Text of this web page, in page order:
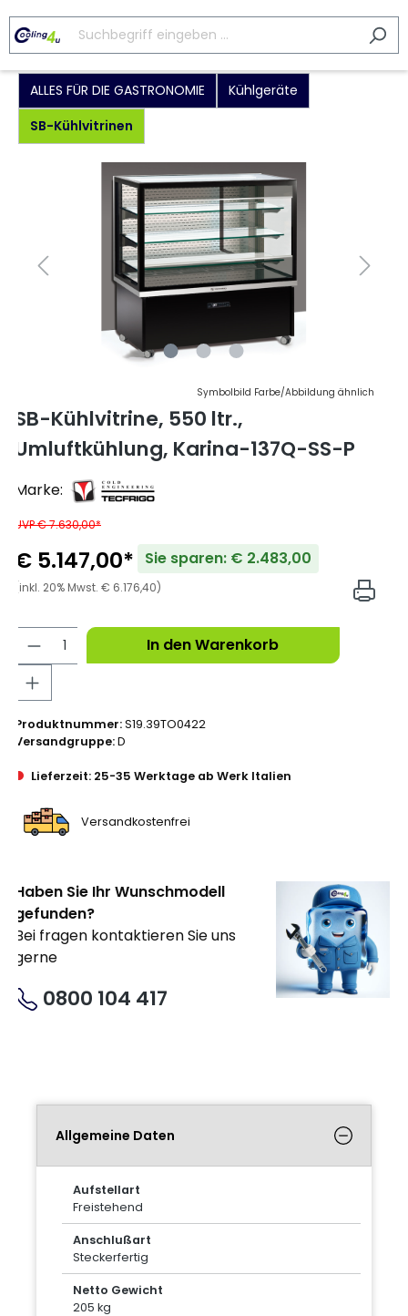
ALLES FÜR DIE GASTRONOMIE
Kühlgeräte
SB-Kühlvitrinen
Symbolbild Farbe/Abbildung ähnlich
SB-Kühlvitrine, 550 ltr.,
Umluftkühlung, Karina-137Q-SS-P
Marke:
UVP € 7.630,00*
€ 5.147,00* Sie sparen: € 2.483,00
(inkl. 20% Mwst. € 6.176,40)
In den Warenkorb
Produktnummer:S19.39TO0422
Versandgruppe:D
Lieferzeit: 25-35 Werktage ab Werk Italien
Versandkostenfrei
Haben Sie Ihr Wunschmodell
gefunden?
Bei fragen kontaktieren Sie uns
gerne
0800 104 417
Allgemeine Daten
Aufstellart
Freistehend
Anschlußart
Steckerfertig
Netto Gewicht
205 kg